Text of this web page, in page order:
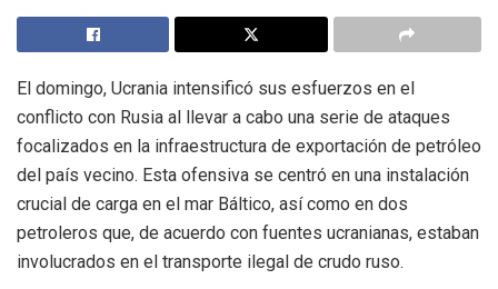
El domingo, Ucrania intensificó sus esfuerzos en el
conflicto con Rusia al llevar a cabo una serie de ataques
focalizados en la infraestructura de exportación de petróleo
del país vecino. Esta ofensiva se centró en una instalación
crucial de carga en el mar Báltico, así como en dos
petroleros que, de acuerdo con fuentes ucranianas, estaban
involucrados en el transporte ilegal de crudo ruso.